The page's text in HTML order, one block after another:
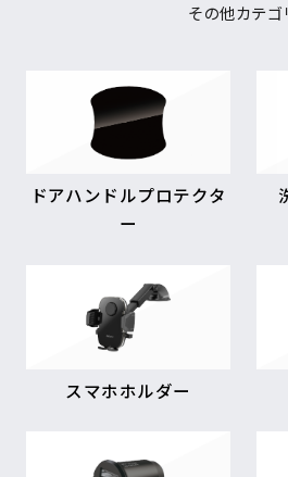
その他カテゴ
ドアハンドルプロテクタ
ー
スマホホルダー